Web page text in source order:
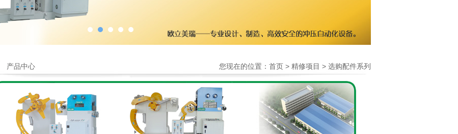
产品中心 您现在的位置： 首页 > 精修项目 > 选购配件系列